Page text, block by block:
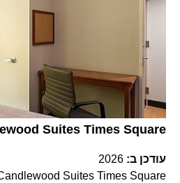
Suites Times Square
עודכן ב: 2026